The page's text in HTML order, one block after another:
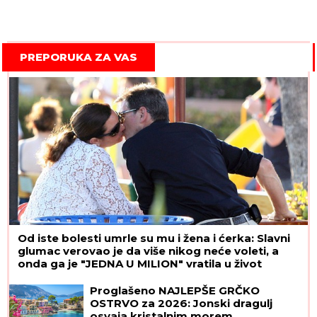
PREPORUKA ZA VAS
Od iste bolesti umrle su mu i žena i ćerka: Slavni
glumac verovao je da više nikog neće voleti, a
onda ga je "JEDNA U MILION" vratila u život
Ovako danas izgleda ĆERKA SALME
HAJEK (59), koju je glumica dobila u
41. godini: "Plašila sam se da nikada